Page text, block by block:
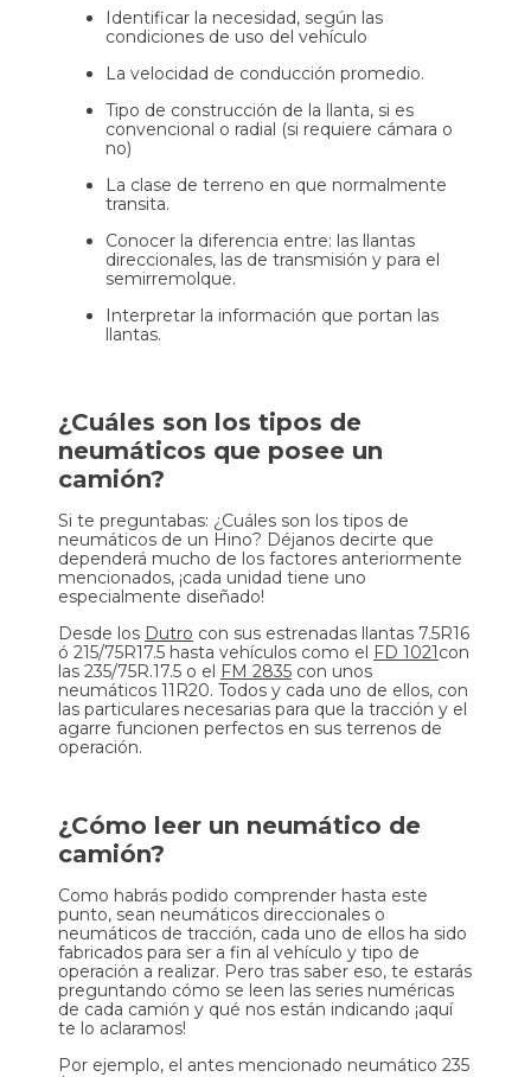
Identificar la necesidad, según las
condiciones de uso del vehículo
La velocidad de conducción promedio.
Tipo de construcción de la llanta, si es
convencional o radial (si requiere cámara o
no)
La clase de terreno en que normalmente
transita.
Conocer la diferencia entre: las llantas
direccionales, las de transmisión y para el
semirremolque.
Interpretar la información que portan las
llantas.
¿Cuáles son los tipos de
neumáticos que posee un
camión?
Si te preguntabas: ¿Cuáles son los tipos de
neumáticos de un Hino? Déjanos decirte que
dependerá mucho de los factores anteriormente
mencionados, ¡cada unidad tiene uno
especialmente diseñado!
Desde los Dutro con sus estrenadas llantas 7.5R16
ó 215/75R17.5 hasta vehículos como el FD 1021con
las 235/75R.17.5 o el FM 2835 con unos
neumáticos 11R20. Todos y cada uno de ellos, con
las particulares necesarias para que la tracción y el
agarre funcionen perfectos en sus terrenos de
operación.
¿Cómo leer un neumático de
camión?
Como habrás podido comprender hasta este
punto, sean neumáticos direccionales o
neumáticos de tracción, cada uno de ellos ha sido
fabricados para ser a fin al vehículo y tipo de
operación a realizar. Pero tras saber eso, te estarás
preguntando cómo se leen las series numéricas
de cada camión y qué nos están indicando ¡aquí
te lo aclaramos!
Por ejemplo, el antes mencionado neumático 235